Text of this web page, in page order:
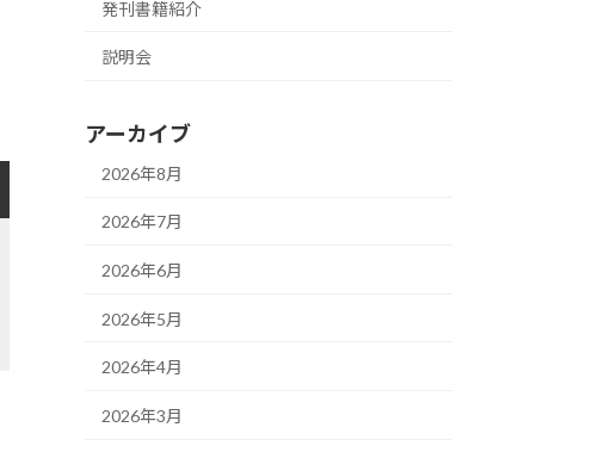
発刊書籍紹介
説明会
アーカイブ
2026年8月
2026年7月
2026年6月
2026年5月
2026年4月
2026年3月